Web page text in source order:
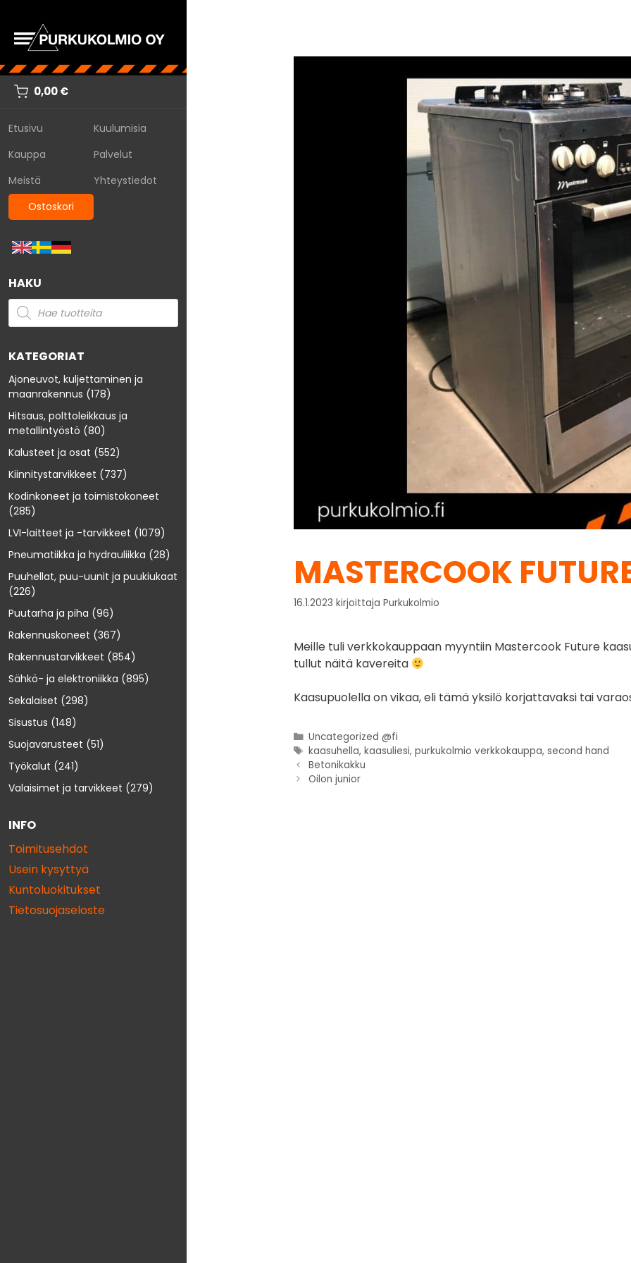
0,00€
Etusivu
Kuulumisia
Kauppa
Palvelut
Meistä
Yhteystiedot
Ostoskori
HAKU
KATEGORIAT
Ajoneuvot, kuljettaminen ja
maanrakennus (178)
Hitsaus, polttoleikkaus ja
metallintyöstö (80)
Kalusteet ja osat (552)
Kiinnitystarvikkeet (737)
Kodinkoneet ja toimistokoneet
(285)
LVI-laitteet ja -tarvikkeet (1079)
Pneumatiikka ja hydrauliikka (28)
Puuhellat, puu-uunit ja puukiukaat
(226)
Puutarha ja piha (96)
Rakennuskoneet (367)
Rakennustarvikkeet (854)
Sähkö- ja elektroniikka (895)
Sekalaiset (298)
Sisustus (148)
Suojavarusteet (51)
Työkalut (241)
Valaisimet ja tarvikkeet (279)
INFO
Toimitusehdot
Usein kysyttyä
Kuntoluokitukset
Tietosuojaseloste
MASTERCOOK
16.1.2023 kirjoittaja Purkukolmio
Meille tuli verkkokauppaan myyntiin Mastercook Future
tullut näitä kavereita
Kaasupuolella on vikaa, eli tämä yksilö korjattavaksi tai
Uncategorized @fi
kaasuhella,kaasuliesi,purkukolmio verkkokauppa,second hand
Betonikakku
Oilon junior